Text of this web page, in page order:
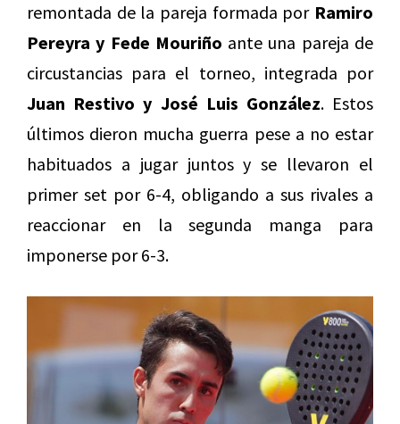
remontada de la pareja formada por Ramiro
Pereyra y Fede Mouriño ante una pareja de
circustancias para el torneo, integrada por
Juan Restivo y José Luis González. Estos
últimos dieron mucha guerra pese a no estar
habituados a jugar juntos y se llevaron el
primer set por 6-4, obligando a sus rivales a
reaccionar en la segunda manga para
imponerse por 6-3.